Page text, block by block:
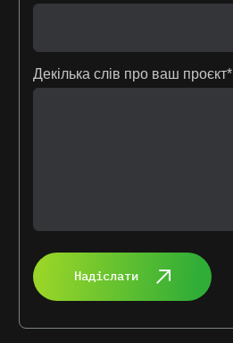
Декілька слів про ваш проєкт*
Надіслати